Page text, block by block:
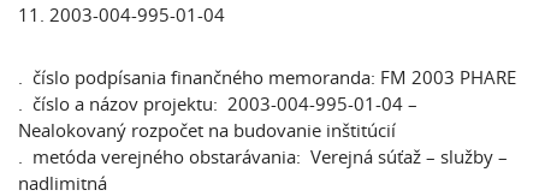
11. 2003-004-995-01-04
. číslo podpísania finančného memoranda: FM 2003 PHARE
. číslo a názov projektu: 2003-004-995-01-04 –
Nealokovaný rozpočet na budovanie inštitúcií
. metóda verejného obstarávania: Verejná súťaž – služby –
nadlimitná